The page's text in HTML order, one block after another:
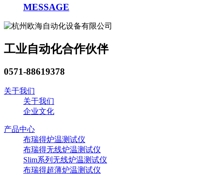
MESSAGE
工业自动化合作伙伴
0571-88619378
关于我们
关于我们
企业文化
产品中心
布瑞得炉温测试仪
布瑞得无线炉温测试仪
Slim系列无线炉温测试仪
布瑞得超薄炉温测试仪